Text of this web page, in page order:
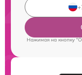
Нажимая на кнопку